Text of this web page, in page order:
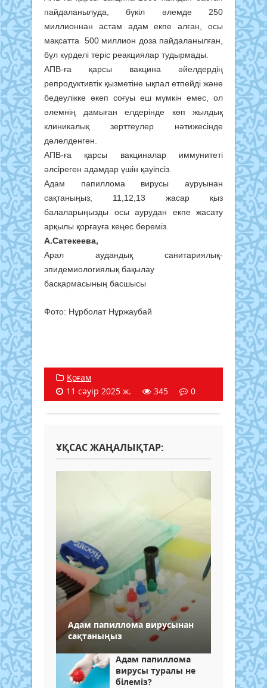
пайдаланылуда, бүкіл әлемде 250
миллионнан астам адам екпе алған, осы
мақсатта 500 миллион доза пайдаланылған,
бұл күрделі теріс реакциялар тудырмады.
АПВ-ға қарсы вакцина әйелдердің
репродуктивтік қызметіне ықпал етпейді және
бедеулікке әкеп соғуы еш мүмкін емес, ол
әлемнің дамыған елдерінде көп жылдық
клиникалық зерттеулер нәтижесінде
дәлелденген.
АПВ-ға қарсы вакциналар иммунитеті
әлсіреген адамдар үшін қауіпсіз.
Адам папиллома вирусы ауруынан
сақтаныңыз, 11,12,13 жасар қыз
балаларыңызды осы аурудан екпе жасату
арқылы қорғауға кеңес береміз.
А.Сатекеева,
Арал аудандық санитариялық-
эпидемиологиялық бақылау
басқармасының басшысы
Фото: Нұрболат Нұржаубай
Қоғам
11 сәуір 2025 ж.
345 0
ҰҚСАС ЖАҢАЛЫҚТАР:
Адам папиллома вирусынан
сақтаныңыз
Адам папиллома
вирусы туралы не
білеміз?